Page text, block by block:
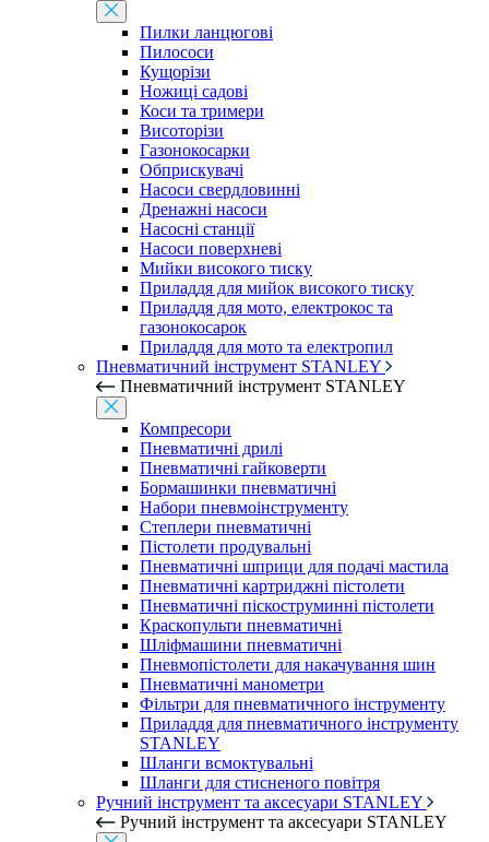
Пилки ланцюгові
Пилососи
Кущорізи
Ножиці садові
Коси та тримери
Висоторізи
Газонокосарки
Обприскувачі
Насоси свердловинні
Дренажні насоси
Насосні станції
Насоси поверхневі
Мийки високого тиску
Приладдя для мийок високого тиску
Приладдя для мото, електрокос та
газонокосарок
Приладдя для мото та електропил
Пневматичний інструмент STANLEY
Пневматичний інструмент STANLEY
Компресори
Пневматичні дрилі
Пневматичні гайковерти
Бормашинки пневматичні
Набори пневмоінструменту
Степлери пневматичні
Пістолети продувальні
Пневматичні шприци для подачі мастила
Пневматичні картриджні пістолети
Пневматичні піскоструминні пістолети
Краскопульти пневматичні
Шліфмашини пневматичні
Пневмопістолети для накачування шин
Пневматичні манометри
Фільтри для пневматичного інструменту
Приладдя для пневматичного інструменту
STANLEY
Шланги всмоктувальні
Шланги для стисненого повітря
Ручний інструмент та аксесуари STANLEY
Ручний інструмент та аксесуари STANLEY